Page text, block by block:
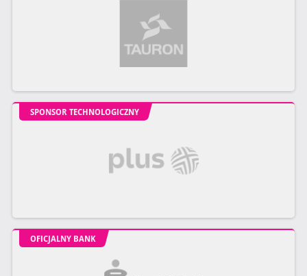
SPONSOR TECHNOLOGICZNY
OFICJALNY BANK